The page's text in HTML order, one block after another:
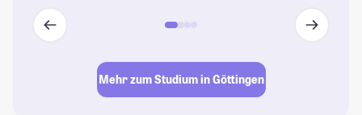
Mehr zum Studium in Göttingen